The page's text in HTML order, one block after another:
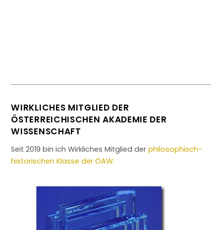
WIRKLICHES MITGLIED DER
ÖSTERREICHISCHEN AKADEMIE DER
WISSENSCHAFT
Seit 2019 bin ich Wirkliches Mitglied derphilosophisch-
historischen Klasse der ÖAW.